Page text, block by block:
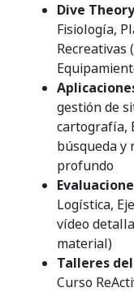
Dive
Fisiología,
Recreativas
gestión de
cartografía,
búsqueda y
profundo
Logística,
vídeo
material)
Talleres
Curso